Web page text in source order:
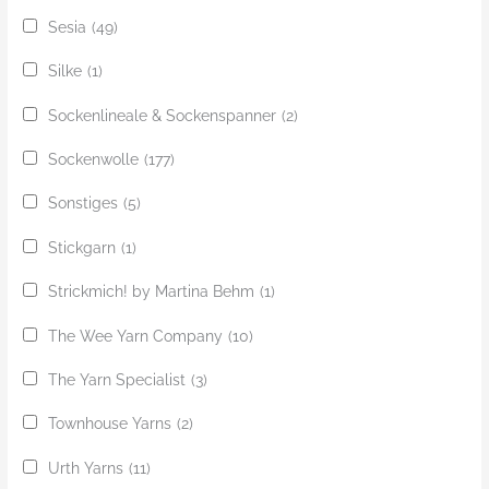
Sesia (49)
Silke (1)
Sockenlineale & Sockenspanner (2)
Sockenwolle (177)
Sonstiges (5)
Stickgarn (1)
Strickmich! by Martina Behm (1)
The Wee Yarn Company (10)
The Yarn Specialist (3)
Townhouse Yarns (2)
Urth Yarns (11)